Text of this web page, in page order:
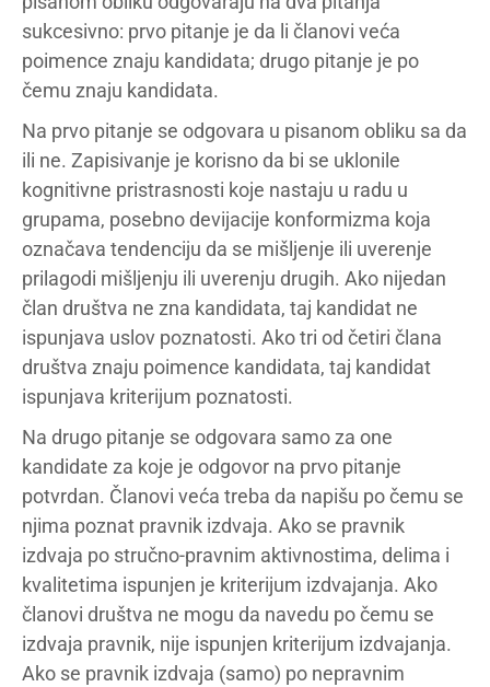
sukcesivno: prvo pitanje je da li članovi veća
poimence znaju kandidata; drugo pitanje je po
čemu znaju kandidata.
Na prvo pitanje se odgovara u pisanom obliku sa da
ili ne. Zapisivanje je korisno da bi se uklonile
kognitivne pristrasnosti koje nastaju u radu u
grupama, posebno devijacije konformizma koja
označava tendenciju da se mišljenje ili uverenje
prilagodi mišljenju ili uverenju drugih. Ako nijedan
član društva ne zna kandidata, taj kandidat ne
ispunjava uslov poznatosti. Ako tri od četiri člana
društva znaju poimence kandidata, taj kandidat
ispunjava kriterijum poznatosti.
Na drugo pitanje se odgovara samo za one
kandidate za koje je odgovor na prvo pitanje
potvrdan. Članovi veća treba da napišu po čemu se
njima poznat pravnik izdvaja. Ako se pravnik
izdvaja po stručno-pravnim aktivnostima, delima i
kvalitetima ispunjen je kriterijum izdvajanja. Ako
članovi društva ne mogu da navedu po čemu se
izdvaja pravnik, nije ispunjen kriterijum izdvajanja.
Ako se pravnik izdvaja (samo) po nepravnim